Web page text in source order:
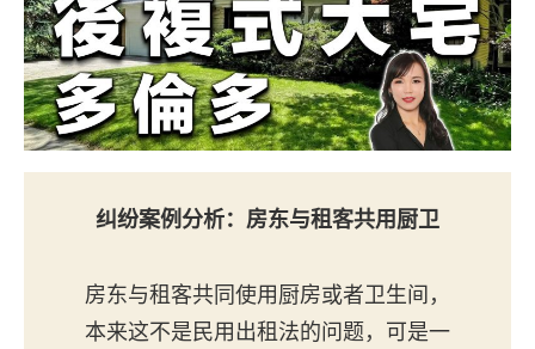
纠纷案例分析：房东与租客共用厨卫
房东与租客共同使用厨房或者卫生间，
本来这不是民用出租法的问题，可是一